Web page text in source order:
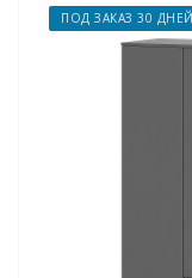
ПОД ЗАКАЗ 30 ДНЕЙ